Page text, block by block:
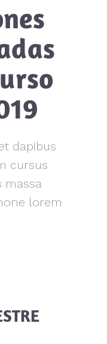
dapibus
cursus
massa
lorem